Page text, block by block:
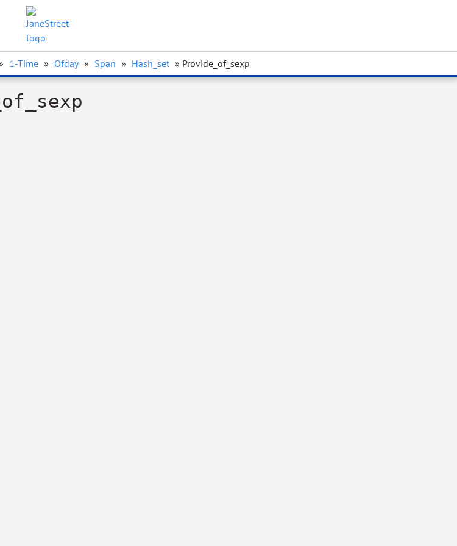
1-Time » Ofday » Span » Hash_set » Provide_of_sexp